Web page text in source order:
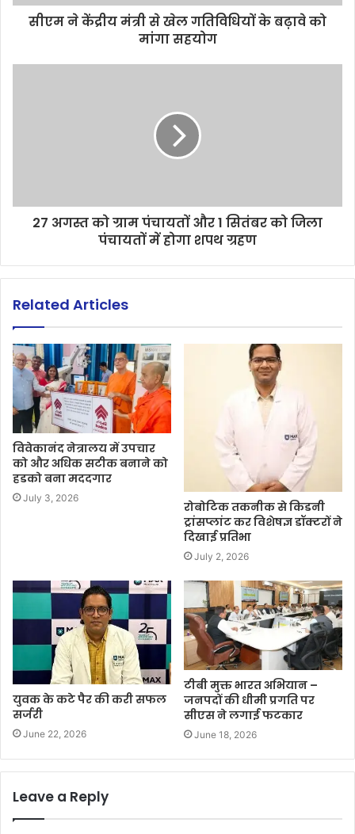
सीएम ने केंद्रीय मंत्री से खेल गतिविधियों के बढ़ावे को
मांगा सहयोग
27 अगस्त को ग्राम पंचायतों और 1 सितंबर को जिला
पंचायतों में होगा शपथ ग्रहण
Related Articles
विवेकानंद नेत्रालय में उपचार
को और अधिक सटीक बनाने को
हडको बना मददगार
July 3, 2026
रोबोटिक तकनीक से किडनी
ट्रांसप्लांट कर विशेषज्ञ डॉक्टरों ने
दिखाई प्रतिभा
July 2, 2026
युवक के कटे पैर की करी सफल
सर्जरी
June 22, 2026
टीबी मुक्त भारत अभियान –
जनपदों की धीमी प्रगति पर
सीएस ने लगाई फटकार
June 18, 2026
Leave a Reply